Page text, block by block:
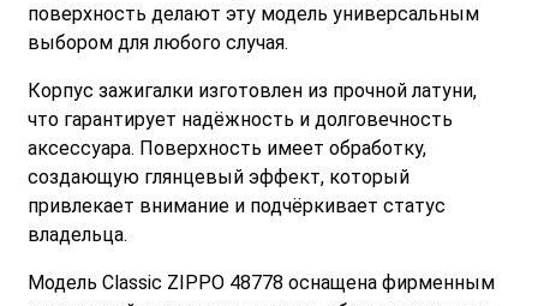
поверхность делают эту модель универсальным
выбором для любого случая.
Корпус зажигалки изготовлен из прочной латуни,
что гарантирует надёжность и долговечность
аксессуара. Поверхность имеет обработку,
создающую глянцевый эффект, который
привлекает внимание и подчёркивает статус
владельца.
Модель Classic ZIPPO 48778 оснащена фирменным